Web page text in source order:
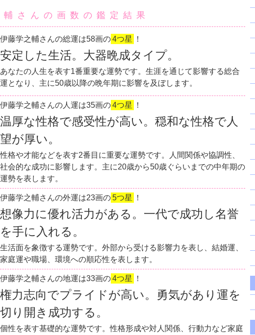
さんの画数の鑑定結果
伊藤学之輔さんの総運は58画の4つ星 ！
安定した生活。大器晩成タイプ。
あなたの人生を表す1番重要な運勢です。生涯を通じて影響する総合
運となり、主に50歳以降の晩年期に影響を及ぼします。
伊藤学之輔さんの人運は35画の4つ星 ！
温厚な性格で感受性が高い。穏和な性格で人
望が厚い。
性格や才能などを表す2番目に重要な運勢です。人間関係や協調性、
社会的な成功に影響します。主に20歳から50歳ぐらいまでの中年期の
運勢を表します。
伊藤学之輔さんの外運は23画の5つ星 ！
想像力に優れ活力がある。一代で成功し名誉
を手に入れる。
生活面を象徴する運勢です。外部から受ける影響力を表し、結婚運、
家庭運や職場、環境への順応性を表します。
伊藤学之輔さんの地運は33画の4つ星 ！
権力志向でプライドが高い。勇気があり運を
切り開き成功する。
個性を表す基礎的な運勢です。性格形成や対人関係、行動力など家庭